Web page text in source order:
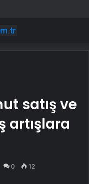
satış ve
artışlara
0 12